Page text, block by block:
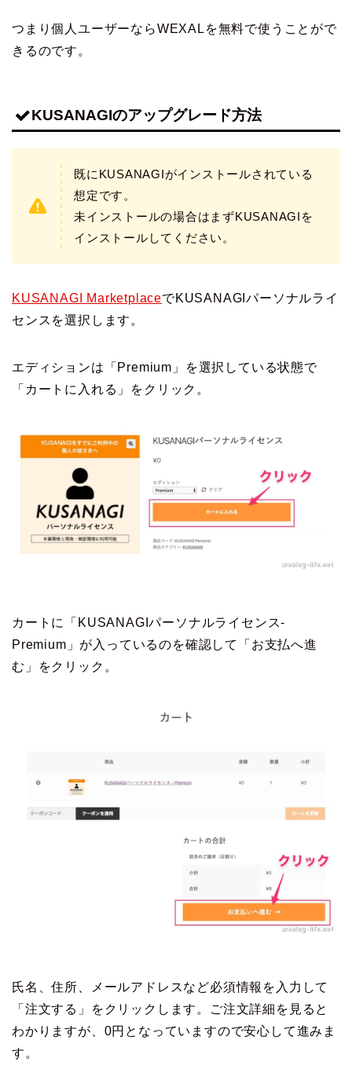
つまり個人ユーザーならWEXALを無料で使うことがで
きるのです。
KUSANAGIのアップグレード方法
既にKUSANAGIがインストールされている
想定です。
未インストールの場合はまずKUSANAGIを
インストールしてください。
KUSANAGI MarketplaceでKUSANAGIパーソナルライ
センスを選択します。
エディションは「Premium」を選択している状態で
「カートに入れる」をクリック。
カートに「KUSANAGIパーソナルライセンス-
Premium」が入っているのを確認して「お支払へ進
む」をクリック。
氏名、住所、メールアドレスなど必須情報を入力して
「注文する」をクリックします。ご注文詳細を見ると
わかりますが、0円となっていますので安心して進みま
す。